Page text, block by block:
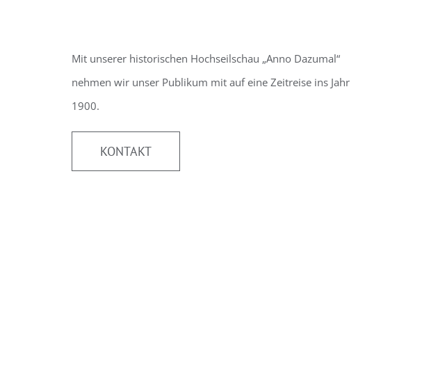
Mit unserer historischen Hochseilschau „Anno Dazumal“
nehmen wir unser Publikum mit auf eine Zeitreise ins Jahr
1900.
KONTAKT